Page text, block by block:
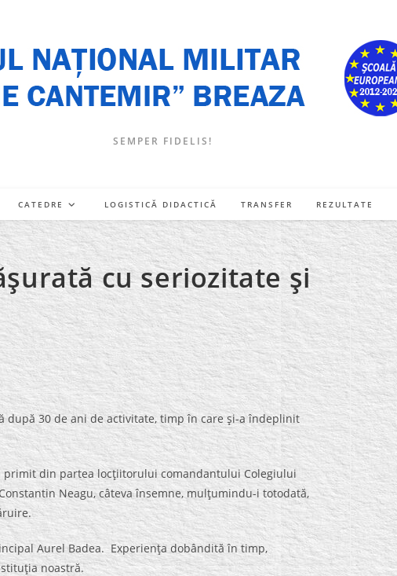
SEMPER FIDELIS!
CATEDRE LOGISTICĂ DIDACTICĂ TRANSFER REZULTATE
cu seriozitate şi
30 de ani de activitate, timp în care şi-a îndeplinit
din partea locţiitorului comandantului Colegiului
Neagu, câteva însemne, mulţumindu-i totodată,
Aurel Badea. Experienţa dobândită în timp,
noastră.